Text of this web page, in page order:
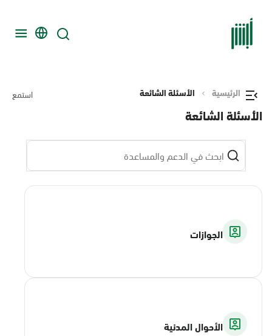
الرئيسية الأسئلة الشائعة استمع
الأسئلة الشائعة
الجوازات
الأحوال المدنية